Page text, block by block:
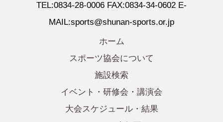
TEL:0834-28-0006 FAX:0834-34-0602 E-
MAIL:sports@shunan-sports.or.jp
ホーム
スポーツ協会について
施設検索
イベント・研修会・講演会
大会スケジュール・結果